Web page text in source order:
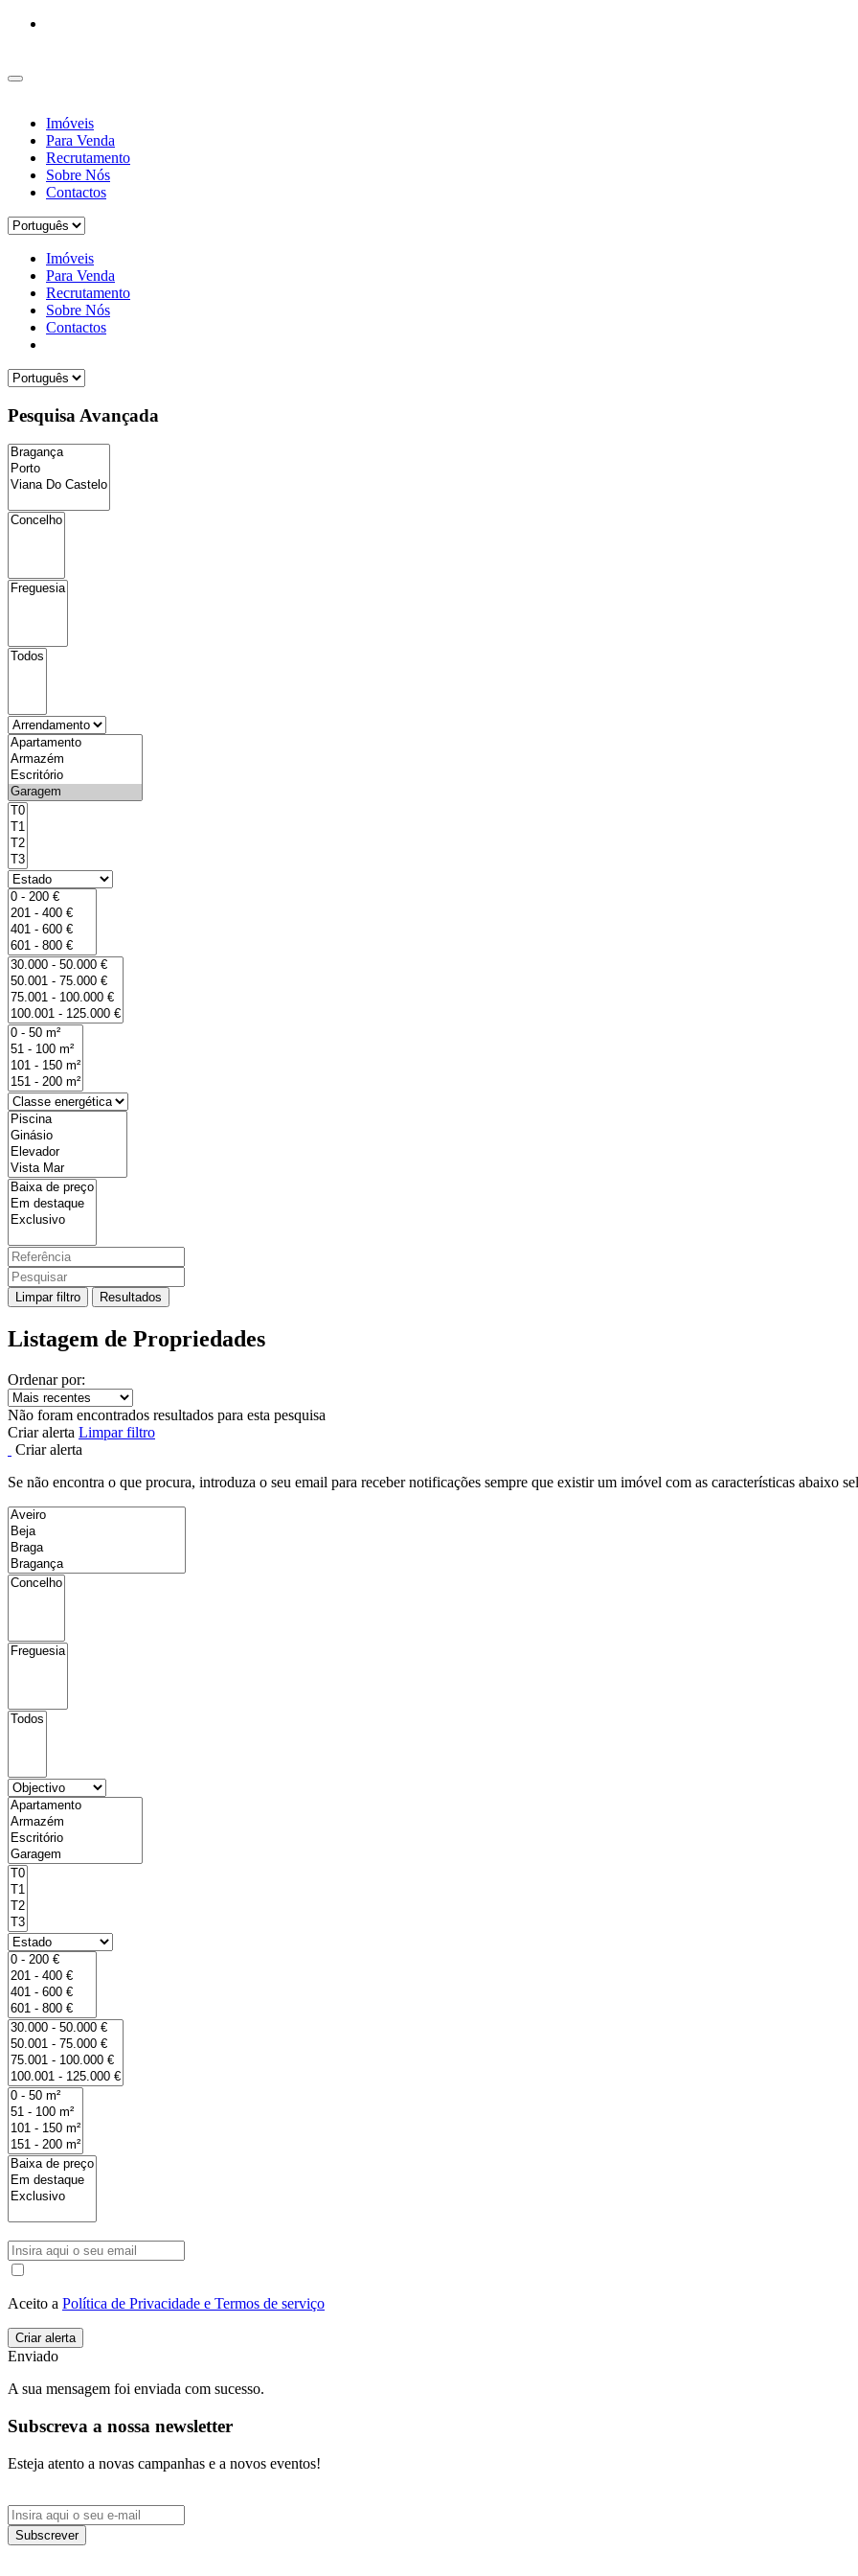
Imóveis
Para Venda
Recrutamento
Sobre Nós
Contactos
Imóveis
Para Venda
Recrutamento
Sobre Nós
Contactos
Pesquisa Avançada
Limpar filtro Resultados
Listagem de Propriedades
Ordenar por:
Não foram encontrados resultados para esta pesquisa
Criar alerta Limpar filtro
Criar alerta
Se não encontra o que procura, introduza o seu email para receber notificações sempre que existir um imóvel com as características abaixo
Aceito a Política de Privacidade e Termos de serviço
Enviado
A sua mensagem foi enviada com sucesso.
Subscreva a nossa newsletter
Esteja atento a novas campanhas e a novos eventos!